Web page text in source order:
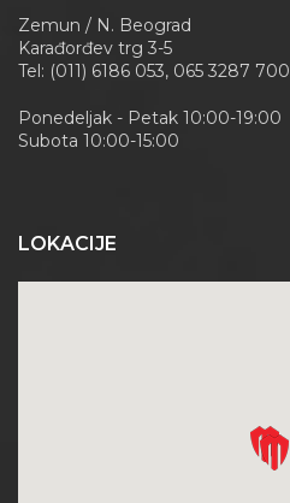
Zemun / N. Beograd
Karađorđev trg 3-5
Tel: (011) 6186 053, 065 3287 700
Ponedeljak - Petak 10:00-19:00
Subota 10:00-15:00
LOKACIJE